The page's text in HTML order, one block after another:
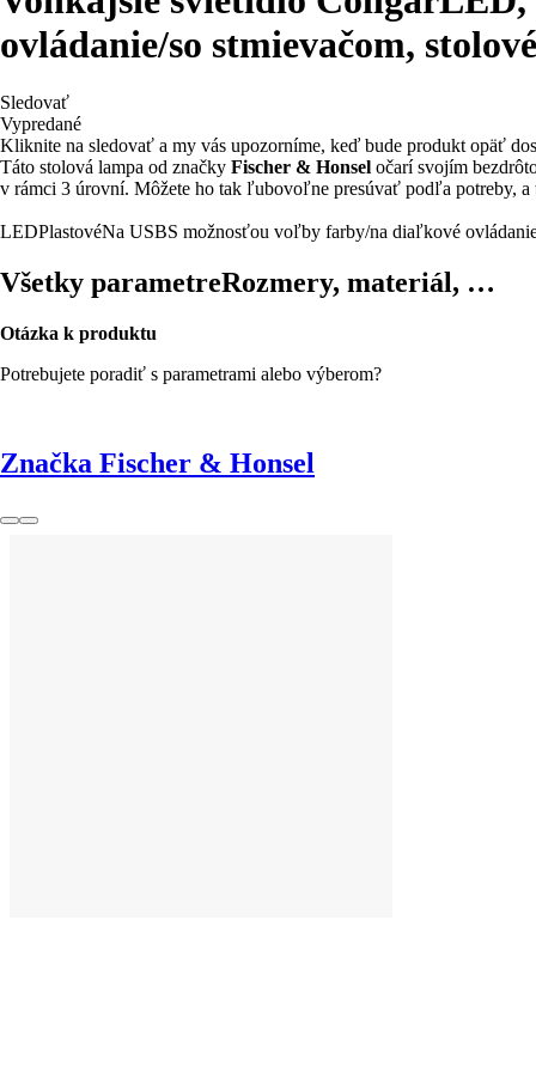
ovládanie/so stmievačom,
Sledovať
Vypredané
Kliknite na sledovať a my vás upozorníme, keď bude produkt opäť
Táto stolová lampa od značky Fischer & Honsel očarí svojím
v rámci 3 úrovní. Môžete ho tak ľubovoľne presúvať podľa potreby, a
LEDPlastovéNa USBS možnosťou voľby farby/na diaľkové
Všetky parametreRozmery, materiál, …
Otázka k produktu
Potrebujete poradiť s parametrami alebo výberom?
Značka Fischer & Honsel